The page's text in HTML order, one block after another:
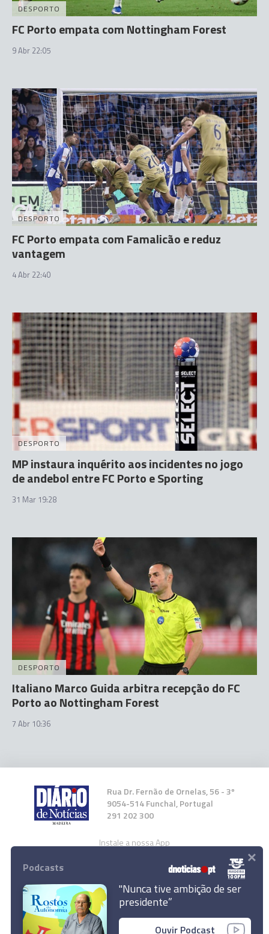
FC Porto com viagem de risco ao Estoril,
DESPORTO
FC Porto empata com Nottingham Forest
9 Abr 22:05
DESPORTO
FC Porto empata com Famalicão e reduz
vantagem
4 Abr 22:40
DESPORTO
MP instaura inquérito aos incidentes no jogo
de andebol entre FC Porto e Sporting
31 Mar 19:28
DESPORTO
Italiano Marco Guida arbitra recepção do FC
Porto ao Nottingham Forest
7 Abr 10:36
Rua Dr. Fernão de Ornelas, 56 - 3º
9054-514 Funchal, Portugal
291 202 300
Instale a nossa App
© 2026 Empresa Diário de Notícias, Lda.
Podcasts
"Nunca tive ambição de ser
presidente”
Ouvir Podcast
×